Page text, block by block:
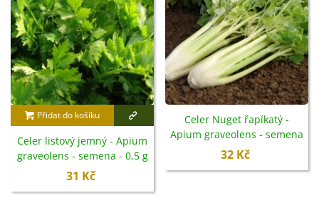
Přidat do košíku
Celer listový jemný - Apium
graveolens - semena - 0,5 g
31 Kč
Celer Nuget řapíkatý -
Apium graveolens - semena
- 800 ks
32 Kč